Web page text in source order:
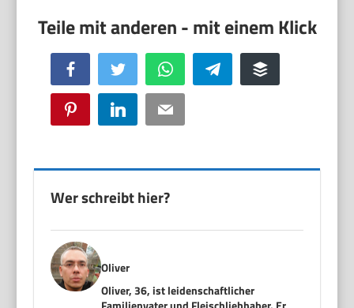
Facebook Twitter WhatsApp Telegram Buffer
Pinterest LinkedIn Email
Wer schreibt hier?
Oliver
Oliver, 36, ist leidenschaftlicher